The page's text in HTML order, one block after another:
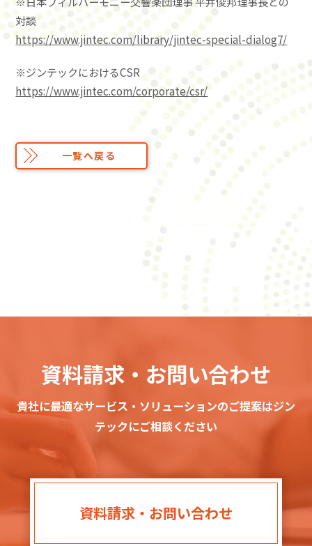
対談
https://www.jintec.com/library/jintec-special-dialog7/
※ジンテックにおけるCSR
https://www.jintec.com/corporate/csr/
一覧へ戻る
資料請求・お問い合わせ
貴社に最適なサービス・ソリューションのご提案はジン
テックにご相談ください
資料請求・お問い合わせ